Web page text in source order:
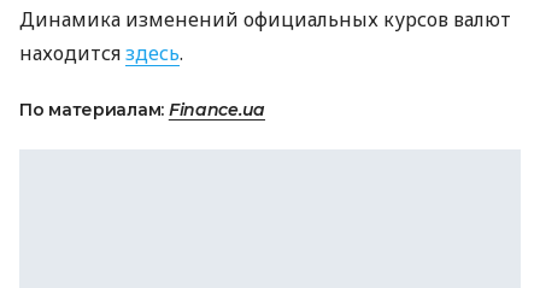
Динамика изменений официальных курсов валют
находитсяздесь.
По материалам: Finance.ua